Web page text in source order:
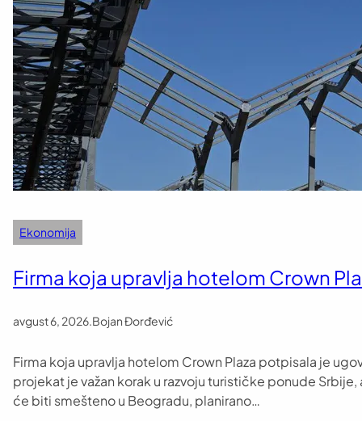
Ekonomija
Firma koja upravlja hotelom Crown
avgust 6, 2026.Bojan Đorđević
Firma koja upravlja hotelom Crown Plaza potpisala je
projekat je važan korak u razvoju turističke ponude
će biti smešteno u Beogradu, planirano…